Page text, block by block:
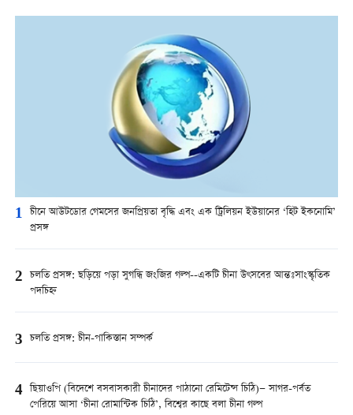
1 চীনে আউটডোর গেমসের জনপ্রিয়তা বৃদ্ধি এবং এক ট্রিলিয়ন ইউয়ানের ‘হিট ইকনোমি’
প্রসঙ্গ
2 চলতি প্রসঙ্গ: ছড়িয়ে পড়া সুগন্ধি জংজির গল্প--একটি চীনা উৎসবের আন্তঃসাংস্কৃতিক
পদচিহ্ন
3 চলতি প্রসঙ্গ: চীন-পাকিস্তান সম্পর্ক
4 ছিয়াওপি (বিদেশে বসবাসকারী চীনাদের পাঠানো রেমিটেন্স চিঠি)— সাগর-পর্বত
পেরিয়ে আসা ‘চীনা রোমান্টিক চিঠি’, বিশ্বের কাছে বলা চীনা গল্প